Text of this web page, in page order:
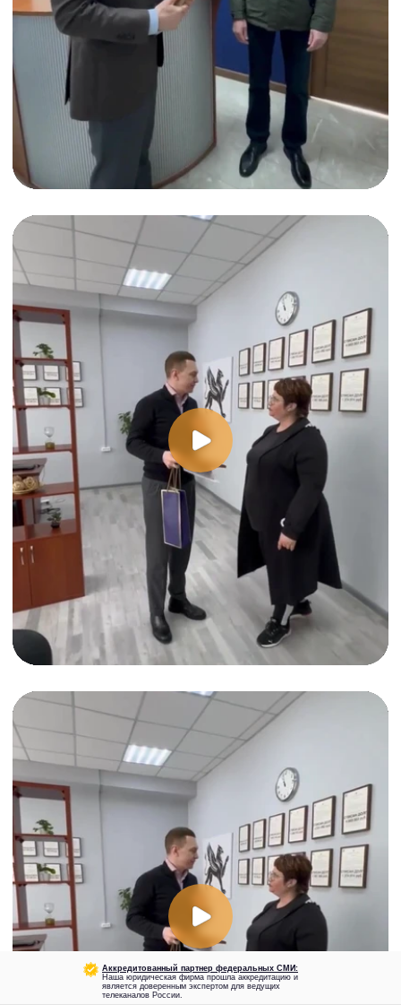
Аккредитованный партнер федеральных СМИ:
Наша юридическая фирма прошла аккредитацию и
является доверенным экспертом для ведущих
телеканалов России.